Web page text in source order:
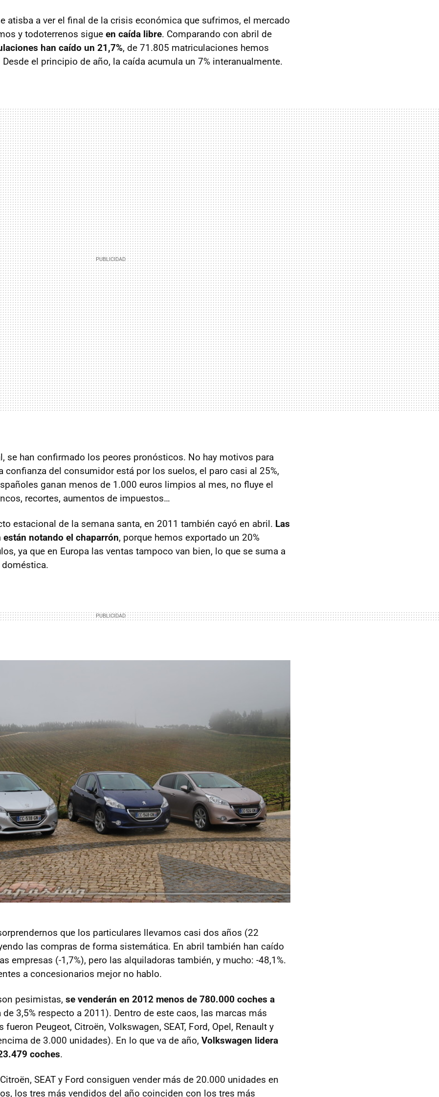
atisba a ver el final de la crisis económica que sufrimos, el mercado
y todoterrenos sigue en caída libre. Comparando con abril de
han caído un 21,7%, de 71.805 matriculaciones hemos
el principio de año, la caída acumula un 7% interanualmente.
se han confirmado los peores pronósticos. No hay motivos para
confianza del consumidor está por los suelos, el paro casi al 25%,
ganan menos de 1.000 euros limpios al mes, no fluye el
recortes, aumentos de impuestos…
estacional de la semana santa, en 2011 también cayó en abril. Las
notando el chaparrón, porque hemos exportado un 20%
ya que en Europa las ventas tampoco van bien, lo que se suma a
que los particulares llevamos casi dos años (22
las compras de forma sistemática. En abril también han caído
empresas (-1,7%), pero las alquiladoras también, y mucho: -48,1%.
a concesionarios mejor no hablo.
pesimistas, se venderán en 2012 menos de 780.000 coches a
de 3,5% respecto a 2011). Dentro de este caos, las marcas más
fueron Peugeot, Citroën, Volkswagen, SEAT, Ford, Opel, Renault y
de 3.000 unidades). En lo que va de año, Volkswagen lidera
coches.
SEAT y Ford consiguen vender más de 20.000 unidades en
los tres más vendidos del año coinciden con los tres más